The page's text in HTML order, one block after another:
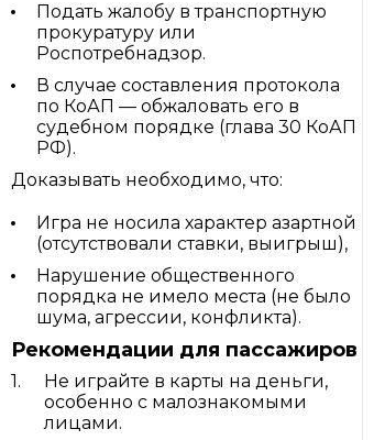
Подать жалобу в транспортную
прокуратуру или
Роспотребнадзор.
В случае составления протокола
по КоАП — обжаловать его в
судебном порядке (глава 30 КоАП
РФ).
Доказывать необходимо, что:
Игра не носила характер азартной
(отсутствовали ставки, выигрыш),
Нарушение общественного
порядка не имело места (не было
шума, агрессии, конфликта).
Рекомендации для пассажиров
Не играйте в карты на деньги,
особенно с малознакомыми
лицами.